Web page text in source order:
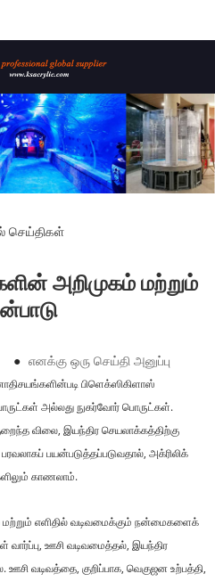
செய்திகள்
அறிமுகம் மற்றும்
● எனக்கு ஒரு செய்தி அனுப்பு
பிளெக்ஸிகிளாஸ்
அல்லது நுகர்வோர் பொருட்கள்.
விலை, இயந்திர செயலாக்கத்திற்கு
பயன்படுத்தப்படுவதால், அக்ரிலிக்
காணலாம்.
மற்றும் எளிதில் வடிவமைக்கும் நன்மைகளைக்
ஊசி வடிவமைத்தல், இயந்திர
வடிவத்தை, குறிப்பாக, வெகுஜன உற்பத்தி,